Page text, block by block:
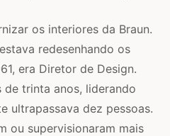
os interiores da Braun.
redesenhando os
era Diretor de Design.
trinta anos, liderando
ultrapassava dez pessoas.
ou supervisionaram mais